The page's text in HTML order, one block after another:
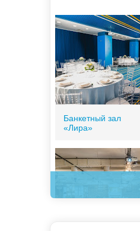
Банкетный зал
«Лира»